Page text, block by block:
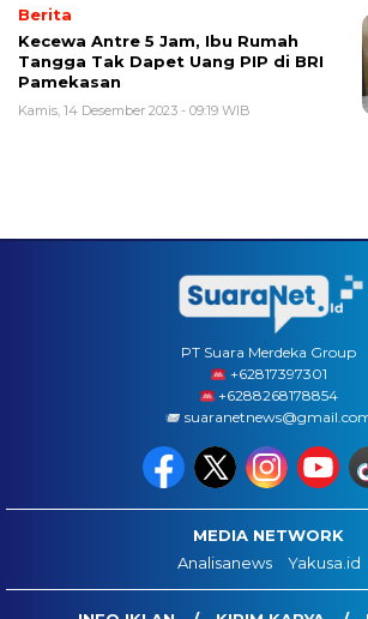
Berita
Kecewa Antre 5 Jam, Ibu Rumah
Tangga Tak Dapet Uang PIP di BRI
Pamekasan
Kamis, 14 Desember 2023 - 09:19 WIB
PT Suara Merdeka Group
‪+62817397301
+6288268178854
MEDIA NETWORK
Analisanews
Yakusa.id